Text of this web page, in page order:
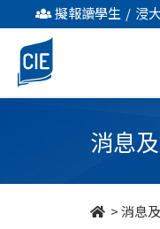
香
港
浸
擬報讀學生 / 浸
消息
>消息